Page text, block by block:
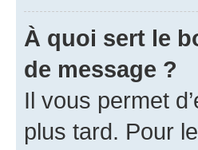
À quoi sert le
de message ?
Il vous permet
plus tard. Pour